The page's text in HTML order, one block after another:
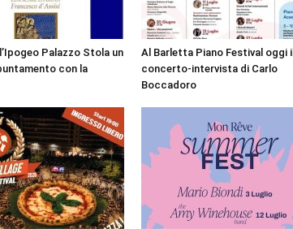
Palazzo Stola un
con la
Al Barletta Piano Festival oggi il
concerto-intervista di Carlo
Boccadoro